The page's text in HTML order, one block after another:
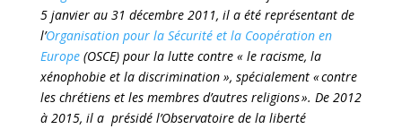
5 janvier au 31 décembre 2011, il a été représentant de
l’Organisation pour la Sécurité et la Coopération en
Europe(OSCE) pour la lutte contre « le racisme, la
xénophobie et la discrimination », spécialement « contre
les chrétiens et les membres d’autres religions ». De 2012
à 2015, il a présidé l’Observatoire de la liberté